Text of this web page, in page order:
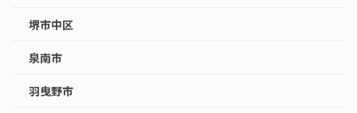
堺市中区
泉南市
羽曳野市